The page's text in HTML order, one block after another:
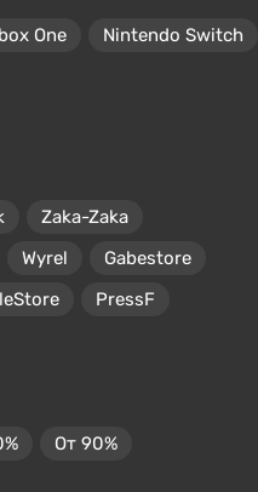
One
Nintendo Switch
Zaka-Zaka
Wyrel
Gabestore
PressF
От 90%